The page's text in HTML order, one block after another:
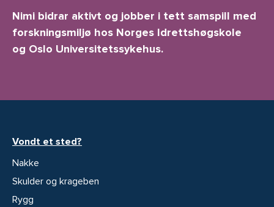
Nimi bidrar aktivt og jobber i tett samspill med
forskningsmiljø hos Norges Idrettshøgskole
og Oslo Universitetssykehus.
Vondt et sted?
Nakke
Skulder og krageben
Rygg